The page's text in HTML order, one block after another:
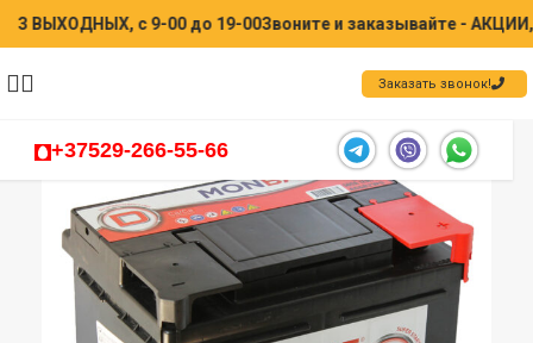
с 9-00 до 19-00Звоните и заказывайте - АКЦИИ,
+37529-266-55-66
Заказать звонок!